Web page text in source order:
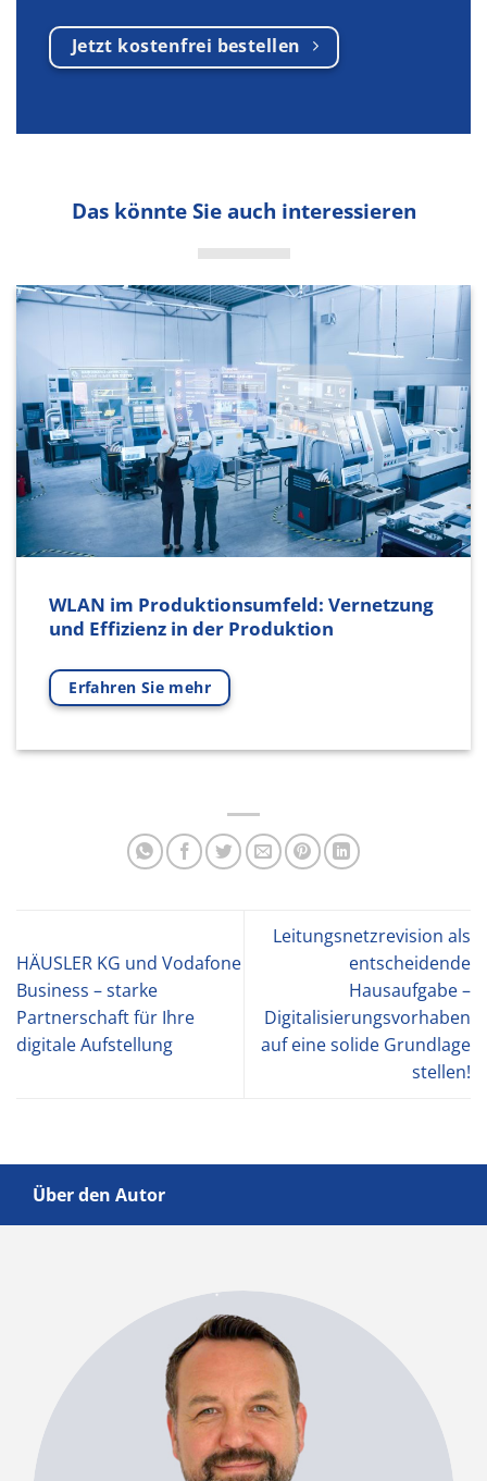
Jetzt kostenfrei bestellen
Das könnte Sie auch interessieren
WLAN im Produktionsumfeld: Vernetzung
und Effizienz in der Produktion
Erfahren Sie mehr
HÄUSLER KG und Vodafone
Business – starke
Partnerschaft für Ihre
digitale Aufstellung
Leitungsnetzrevision als
entscheidende
Hausaufgabe –
Digitalisierungsvorhaben
auf eine solide Grundlage
stellen!
Über den Autor